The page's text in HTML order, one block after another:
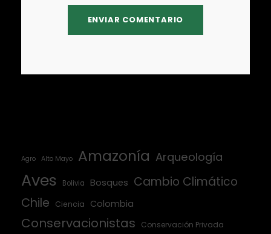
Agro Alto Mayo Amazonía Arqueología
Aves Bolivia Bosques Cambio Climático
Chile
Ciencia Colombia
Conservacionistas Conservación Privada